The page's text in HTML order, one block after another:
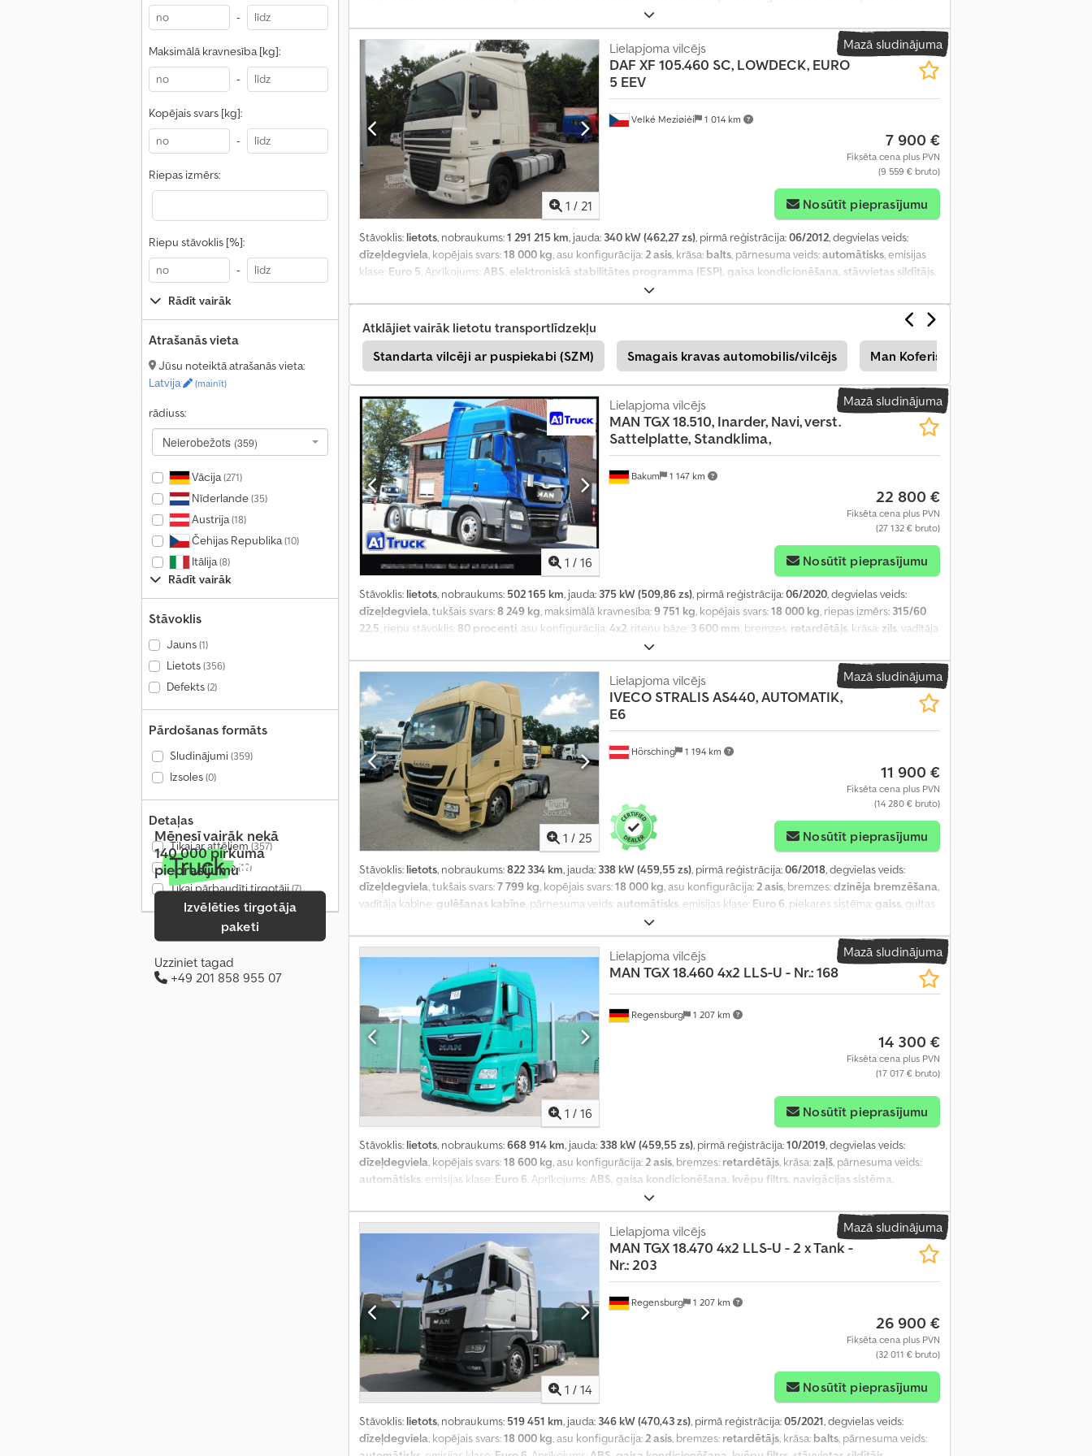
-
Maksimālā kravnesība [kg]:
-
Kopējais svars [kg]:
-
Riepas izmērs:
Riepu stāvoklis [%]:
-
Rādīt vairāk
Atrašanās vieta
Jūsu noteiktā atrašanās vieta:
Latvija
(mainīt)
rādiuss:
Neierobežots (359)
Vācija(271)
Nīderlande(35)
Austrija(18)
Čehijas Republika(10)
Itālija(8)
Rādīt vairāk
Stāvoklis
Jauns(1)
Lietots(356)
Defekts(2)
Pārdošanas formāts
Sludinājumi(359)
Izsoles(0)
Detaļas
Tikai ar attēliem(357)
Tikai ar video(12)
Tikai pārbaudīti tirgotāji(7)
Mēnesī vairāk nekā
140 000 pirkuma
pieprasījumu
Izvēlēties tirgotāja
paketi
Uzziniet tagad
+49 201 858 955 07
i
z
z
g
a
d
+
0
5
8
9
5
5
, piekares sistēma:gaiss
diferenciāļa bloķētājs, gaisa kondicionēšana, kruīza kontrole, piekabes sakabe, stāvvietas sildītājs, zems līmenis
Mazā sludinājuma
1 / 21
Velké Meziøíèí 1 014 km
Lielapjoma vilcējs
DAF XF 105.460 SC, LOWDECK, EURO
5 EEV
7 900 €
Fiksēta cena plus PVN
(9 559 € bruto)
Nosūtīt pieprasījumu
Stāvoklis: lietots, nobraukums:1 291 215 km, jauda: 340 kW (462,27 zs), pirmā reģistrācija:06/2012, degvielas veids:
dīzeļdegviela, kopējais svars:18 000 kg, asu konfigurācija:2 asis, krāsa: balts, pārnesuma veids:automātisks, emisijas
klase: Euro 5, Aprīkojums: ABS, elektroniskā stabilitātes programma (ESP), gaisa kondicionēšana, stāvvietas sildītājs,
Atklājiet vairāk lietotu transportlīdzekļu
Standarta vilcēji ar puspiekabi (SZM)
Smagais kravas automobilis/vilcējs Man Koferis
Mazā sludinājuma
1 / 16
Bakum 1 147 km
Lielapjoma vilcējs
MAN TGX 18.510, Inarder, Navi, verst.
Sattelplatte, Standklima,
22 800 €
Fiksēta cena plus PVN
(27 132 € bruto)
Nosūtīt pieprasījumu
Stāvoklis: lietots, nobraukums: 502 165 km, jauda: 375 kW (509,86 zs), pirmā reģistrācija:06/2020, degvielas veids:
dīzeļdegviela, tukšais svars:8 249 kg, maksimālā kravnesība:9 751 kg, kopējais svars:18 000 kg, riepas izmērs: 315/60
22,5, riepu stāvoklis: 80 procenti, asu konfigurācija:4x2, riteņu bāze: 3 600 mm, bremzes: retardētājs, krāsa: zils, vadītāja
, emisijas klase:
2020, darbības stundas:502 165 h, priekšējās riepas izmērs:315/60 22,5, aizmugurējās riepas izmērs:315/60 22,5,
ABS, borta dators, bīdāmās durvis, diferenciāļa bloķētājs, gaisa kondicionēšana, kabīne, kravas
automašīnas reģistrācija, kruīza kontrole, miglas lukturi, spoileris, stāvvietas sildītājs,
Mazā sludinājuma
1 / 25
Hörsching 1 194 km
Lielapjoma vilcējs
IVECO STRALIS AS440, AUTOMATIK,
E6
11 900 €
Fiksēta cena plus PVN
(14 280 € bruto)
Nosūtīt pieprasījumu
Stāvoklis: lietots, nobraukums:822 334 km, jauda: 338 kW (459,55 zs), pirmā reģistrācija:06/2018, degvielas veids:
dīzeļdegviela, tukšais svars:7 799 kg, kopējais svars:18 000 kg, asu konfigurācija:2 asis, bremzes:dzinēja bremzēšana,
vadītāja kabīne: gulēšanas kabīne, pārnesuma veids: automātisks, emisijas klase: Euro 6, piekares sistēma: gaiss, gultas
, aizmugurējās riepas izmērs:
Aprīkojums:ABS, borta dators, centrālā atslēga, diferenciāļa bloķētājs, gaisa kondicionēšana, kravas automašīnas
reģistrācija, kruīza kontrole, saspiestā gaisa bremze, spoileris, stāvvietas sildītājs
Mazā sludinājuma
1 / 16
Regensburg 1 207 km
Lielapjoma vilcējs
MAN TGX 18.460 4x2 LLS-U - Nr.: 168
14 300 €
Fiksēta cena plus PVN
(17 017 € bruto)
Nosūtīt pieprasījumu
Stāvoklis: lietots, nobraukums:668 914 km, jauda: 338 kW (459,55 zs), pirmā reģistrācija:10/2019, degvielas veids:
dīzeļdegviela, kopējais svars:18 600 kg, asu konfigurācija:2 asis, bremzes: retardētājs, krāsa:zaļš, pārnesuma veids:
automātisks, emisijas klase: Euro 6, Aprīkojums: ABS, gaisa kondicionēšana, kvēpu filtrs, navigācijas sistēma,
Mazā sludinājuma
1 / 14
Regensburg 1 207 km
Lielapjoma vilcējs
MAN TGX 18.470 4x2 LLS-U - 2 x Tank -
Nr.: 203
26 900 €
Fiksēta cena plus PVN
(32 011 € bruto)
Nosūtīt pieprasījumu
Stāvoklis: lietots, nobraukums: 519 451 km, jauda: 346 kW (470,43 zs), pirmā reģistrācija:05/2021, degvielas veids:
dīzeļdegviela , kopējais svars:18 000 kg , asu konfigurācija: 2 asis , bremzes: retardētājs , krāsa: balts , pārnesuma veids: